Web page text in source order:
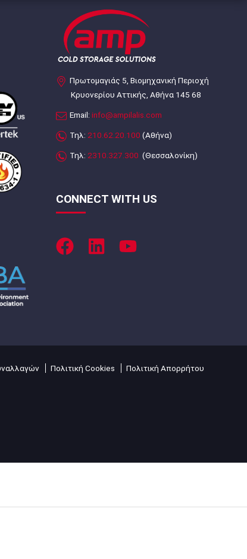
Πρωτομαγιάς 5, Βιομηχανική Περιοχή
Κρυονερίου Αττικής, Αθήνα 145 68
Email: info@ampilalis.com
Τηλ: 210.62.20.100 (Αθήνα)
Τηλ: 2310.327.300 (Θεσσαλονίκη)
CONNECT WITH US
Πολιτική Cookies Πολιτική Απορρήτου